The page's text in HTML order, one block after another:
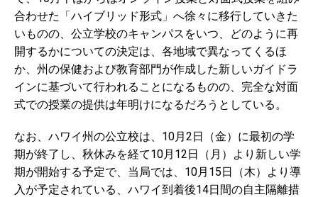
合わせた「ハイブリッド形式」へ徐々に移行していきた
いものの、公立学校のキャンパスをいつ、どのように再
開するかについての決定は、各地域で異なってくるほ
か、州の保健および教育部門が作成した新しいガイドラ
インに基づいて行われることになるものの、完全な対面
式での授業の提供は年明けになるだろうとしている。
なお、ハワイ州の公立校は、10月2日（金）に最初の学
期が終了し、秋休みを経て10月12日（月）より新しい学
期が開始する予定で、当局では、10月15日（木）より導
入が予定されている、ハワイ到着後14日間の自主隔離措